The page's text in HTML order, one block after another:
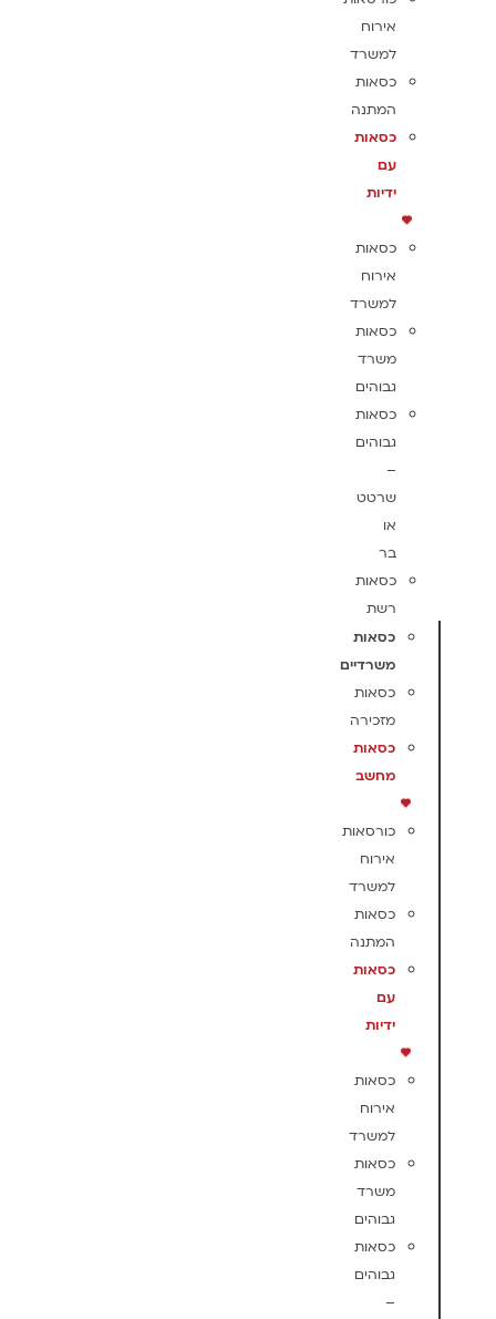
אירוח
למשרד
כסאות
המתנה
כסאות
עם
ידיות
כסאות
אירוח
למשרד
כסאות
משרד
גבוהים
כסאות
גבוהים
–
שרטט
או
בר
כסאות
רשת
כסאות
משרדיים
כסאות
מזכירה
כסאות
מחשב
כורסאות
אירוח
למשרד
כסאות
המתנה
כסאות
עם
ידיות
כסאות
אירוח
למשרד
כסאות
משרד
גבוהים
כסאות
גבוהים
–